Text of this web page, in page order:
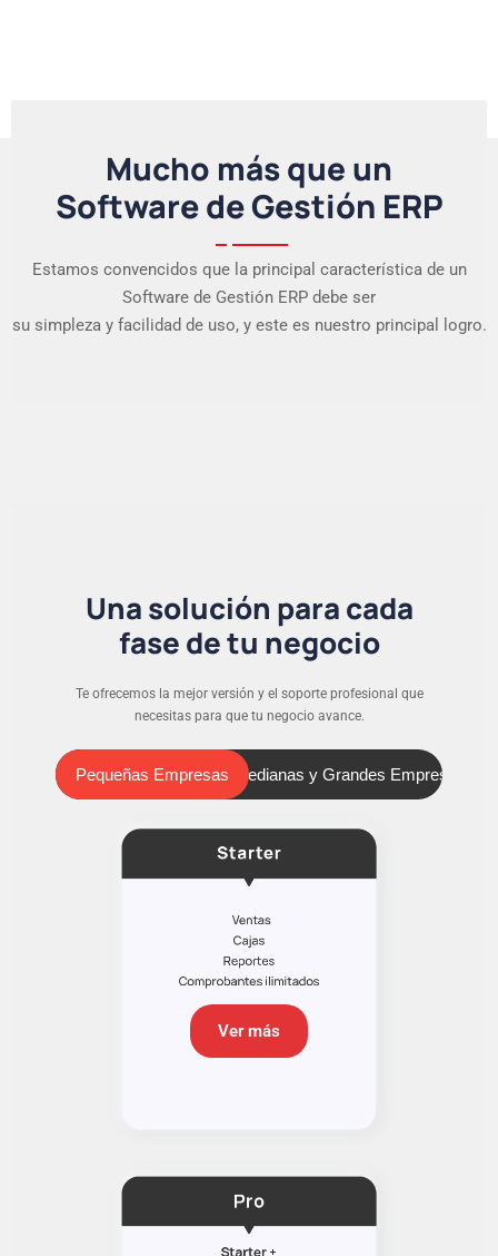
Mucho más que un
Software de Gestión ERP
Estamos convencidos que la principal característica de un
Software de Gestión ERP debe ser
su simpleza y facilidad de uso, y este es nuestro principal logro.
Una solución para cada
fase de tu negocio
Te ofrecemos la mejor versión y el soporte profesional que
necesitas para que tu negocio avance.
Pequeñas Empresas
Pequeñas Empresas Medianas y Grandes Empresas
Ver más